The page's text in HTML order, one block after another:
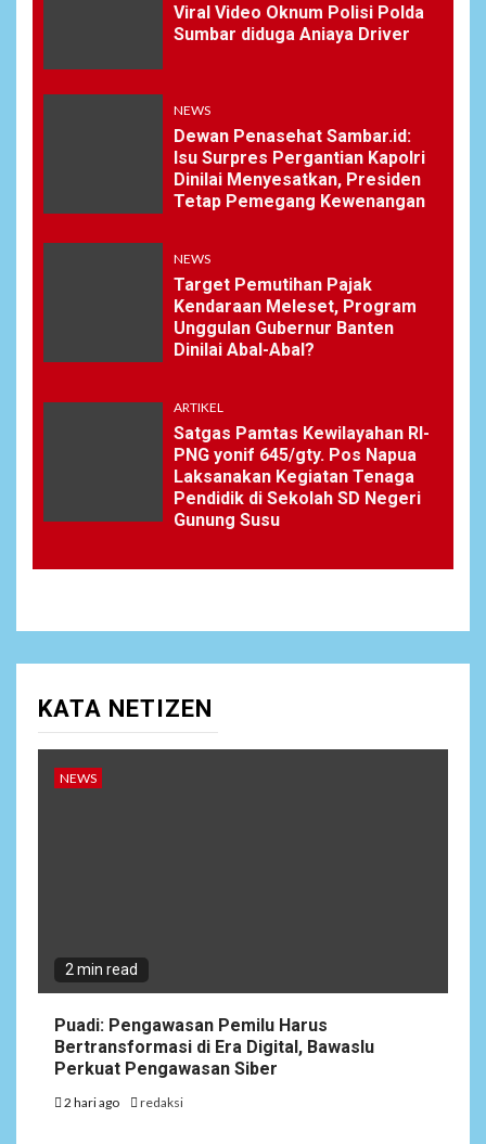
Viral Video Oknum Polisi Polda
Sumbar diduga Aniaya Driver
NEWS
Dewan Penasehat Sambar.id:
Isu Surpres Pergantian Kapolri
Dinilai Menyesatkan, Presiden
Tetap Pemegang Kewenangan
NEWS
Target Pemutihan Pajak
Kendaraan Meleset, Program
Unggulan Gubernur Banten
Dinilai Abal-Abal?
ARTIKEL
Satgas Pamtas Kewilayahan RI-
PNG yonif 645/gty. Pos Napua
Laksanakan Kegiatan Tenaga
Pendidik di Sekolah SD Negeri
Gunung Susu
KATA NETIZEN
NEWS
2 min read
Puadi: Pengawasan Pemilu Harus
Bertransformasi di Era Digital, Bawaslu
Perkuat Pengawasan Siber
2 hari ago redaksi